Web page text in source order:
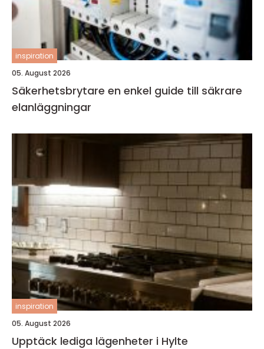
inspiration
05. August 2026
Säkerhetsbrytare en enkel guide till säkrare
elanläggningar
inspiration
05. August 2026
Upptäck lediga lägenheter i Hylte